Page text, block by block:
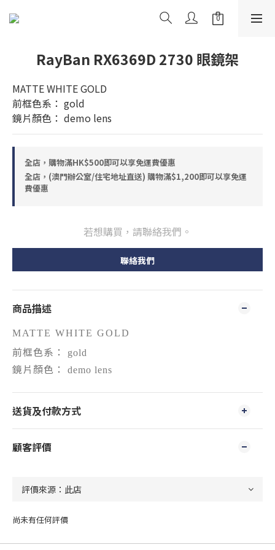
RayBan RX6369D 2730 眼鏡架
MATTE WHITE GOLD
前框色系： gold
鏡片顏色： demo lens
全店，購物滿HK$500即可以享免運費優惠
全店，(澳門辦公室/住宅地址直送) 購物滿$1,200即可以享免運
費優惠
若想購買，請聯絡我們。
聯絡我們
商品描述
MATTE WHITE GOLD
前框色系： gold
鏡片顏色： demo lens
送貨及付款方式
顧客評價
尚未有任何評價